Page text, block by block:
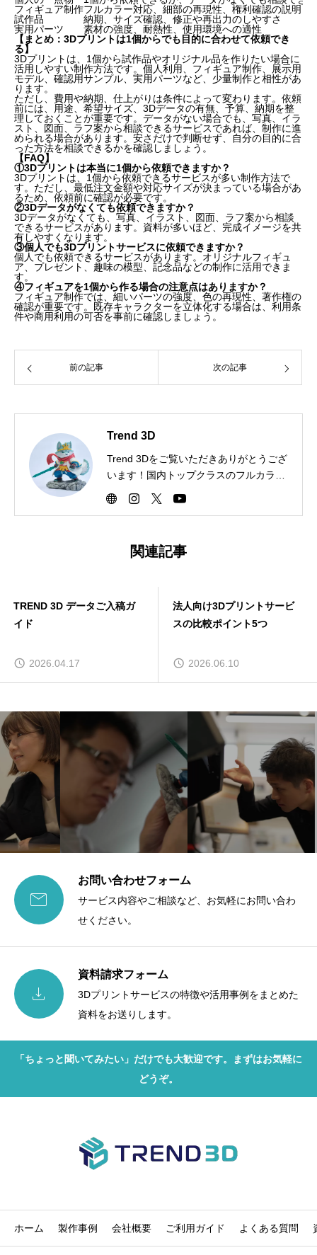
フィギュア制作フルカラー対応、細部の再現性、権利確認の説明
試作品
納期、サイズ確認、修正や再出力のしやすさ
実用パーツ
素材の強度、耐熱性、使用環境への適性
【まとめ：3Dプリントは1個からでも目的に合わせて依頼でき
る】
3Dプリントは、1個から試作品やオリジナル品を作りたい場合に
活用しやすい制作方法です。個人利用、フィギュア制作、展示用
モデル、確認用サンプル、実用パーツなど、少量制作と相性があ
ります。
ただし、費用や納期、仕上がりは条件によって変わります。依頼
前には、用途、希望サイズ、3Dデータの有無、予算、納期を整
理しておくことが重要です。データがない場合でも、写真、イラ
スト、図面、ラフ案から相談できるサービスであれば、制作に進
められる場合があります。安さだけで判断せず、自分の目的に合
った方法を相談できるかを確認しましょう。
【FAQ】
①3Dプリントは本当に1個から依頼できますか？
3Dプリントは、1個から依頼できるサービスが多い制作方法で
す。ただし、最低注文金額や対応サイズが決まっている場合があ
るため、依頼前に確認が必要です。
②3Dデータがなくても依頼できますか？
3Dデータがなくても、写真、イラスト、図面、ラフ案から相談
できるサービスがあります。資料が多いほど、完成イメージを共
有しやすくなります。
③個人でも3Dプリントサービスに依頼できますか？
個人でも依頼できるサービスがあります。オリジナルフィギュ
ア、プレゼント、趣味の模型、記念品などの制作に活用できま
す。
④フィギュアを1個から作る場合の注意点はありますか？
フィギュア制作では、細いパーツの強度、色の再現性、著作権の
確認が重要です。既存キャラクターを立体化する場合は、利用条
件や商用利用の可否を事前に確認しましょう。
前の記事 次の記事
Trend 3D
Trend 3Dをご覧いただきありがとうござ
います！国内トップクラスのフルカラー
3Dプリントが可能。エンタメからノベル
ティ、試作品まで幅広く対応します。
関連記事
TREND 3D データご入稿ガ
イド
2026.04.17
法人向け3Dプリントサービ
スの比較ポイント5つ
2026.06.10

お問い合わせフォーム
サービス内容やご相談など、お気軽にお問い合わ
せください。

資料請求フォーム
3Dプリントサービスの特徴や活用事例をまとめた
資料をお送りします。
「ちょっと聞いてみたい」だけでも大歓迎です。まずはお気軽に
どうぞ。
ホーム 製作事例 会社概要 ご利用ガイド よくある質問